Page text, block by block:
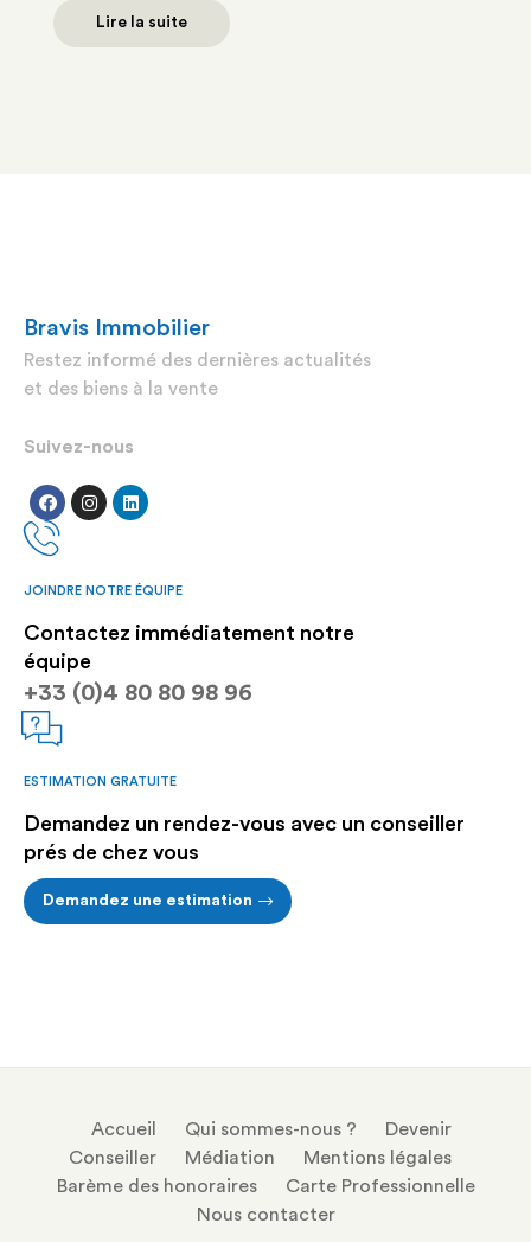
Lire la suite
Bravis Immobilier
Restez informé des dernières actualités
et des biens à la vente
Suivez-nous
JOINDRE NOTRE ÉQUIPE
Contactez immédiatement notre
équipe
+33 (0)4 80 80 98 96
ESTIMATION GRATUITE
Demandez un rendez-vous avec un conseiller
prés de chez vous
Demandez une estimation
Accueil Qui sommes-nous ?
Devenir
Conseiller
Médiation
Mentions légales
Barème des honoraires
Carte Professionnelle
Nous contacter